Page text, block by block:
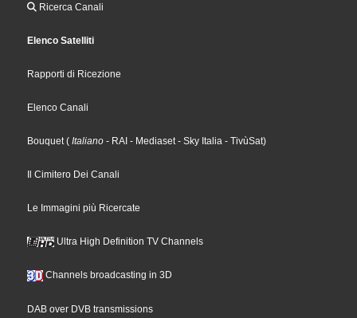
Ricerca Canali
Elenco Satelliti
Rapporti di Ricezione
Elenco Canali
Bouquet ( Italiano - RAI - Mediaset - Sky Italia - TivùSat)
Il Cimitero Dei Canali
Le Immagini più Ricercate
Ultra High Definition TV Channels
Channels broadcasting in 3D
DAB over DVB transmissions